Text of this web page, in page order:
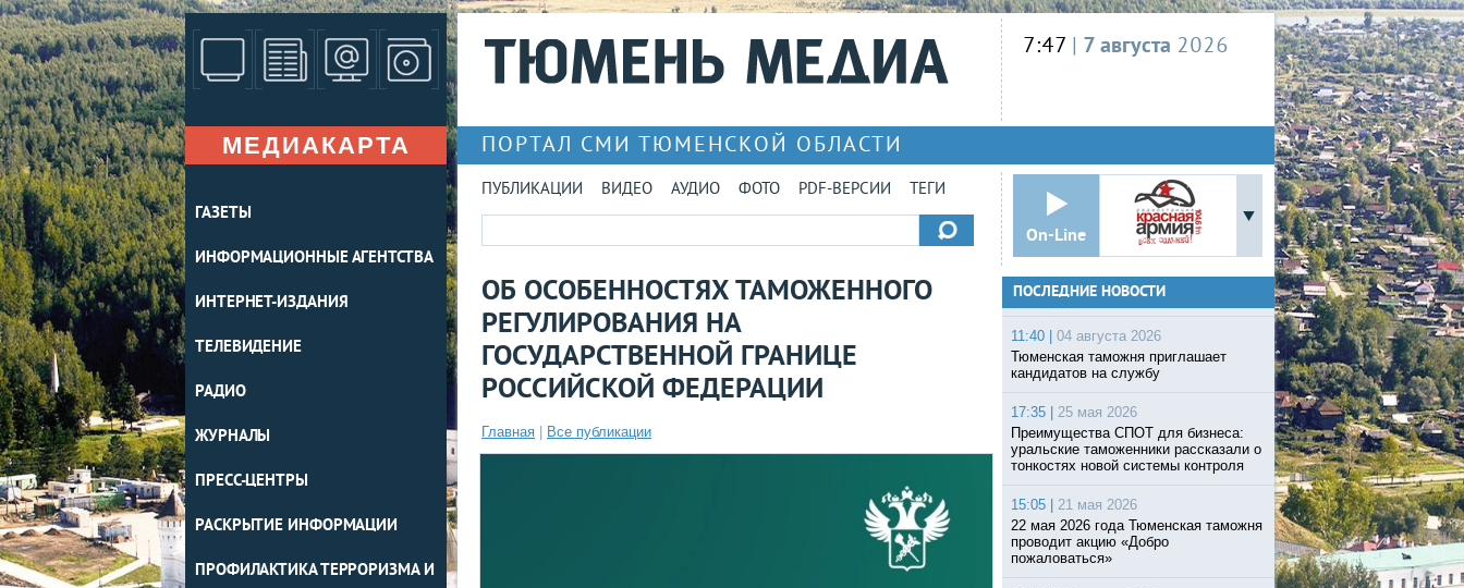
МЕДИАКАРТА
ГАЗЕТЫ
ИНФОРМАЦИОННЫЕ АГЕНТСТВА
ИНТЕРНЕТ-ИЗДАНИЯ
ТЕЛЕВИДЕНИЕ
РАДИО
ЖУРНАЛЫ
ПРЕСС-ЦЕНТРЫ
РАСКРЫТИЕ ИНФОРМАЦИИ
ПРОФИЛАКТИКА ТЕРРОРИЗМА И
7:47 | 7 августа 2026
ПОРТАЛ СМИ ТЮМЕНСКОЙ ОБЛАСТИ
ПУБЛИКАЦИИ ВИДЕО АУДИО ФОТО PDF-ВЕРСИИ ТЕГИ
On-Line
ОБ ОСОБЕННОСТЯХ ТАМОЖЕННОГО
РЕГУЛИРОВАНИЯ НА
ГОСУДАРСТВЕННОЙ ГРАНИЦЕ
РОССИЙСКОЙ ФЕДЕРАЦИИ
Главная Все публикации
ПОСЛЕДНИЕ НОВОСТИ
11:40 |
04 августа 2026
Тюменская таможня приглашает
кандидатов на службу
17:35 |
25 мая 2026
Преимущества СПОТ для бизнеса:
уральские таможенники рассказали о
тонкостях новой системы контроля
15:05 |
21 мая 2026
22 мая 2026 года Тюменская таможня
проводит акцию «Добро
пожаловаться»